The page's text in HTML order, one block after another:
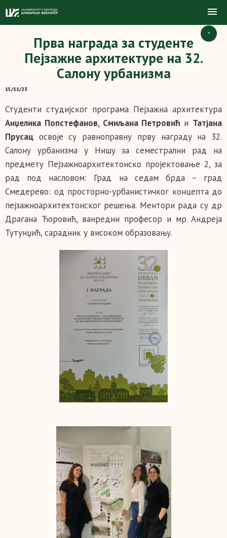
+
Прва награда за студенте
Пејзажне архитектуре на 32.
Салону урбанизма
15/11/23
Студенти студијског програма Пејзажна архитектура
Анџелика Попстефанов, Смиљана Петровић и Татјана
Прусац освоје су равноправну прву награду на 32.
Салону урбанизма у Нишу за семестрални рад на
предмету Пејзажноархитектонско пројектовање 2, за
рад под насловом: Град на седам брда – град
Смедерево: од просторно-урбанистичког концепта до
пејзажноархитектонског решења. Ментори рада су др
Драгана Ћоровић, ванредни професор и мр Андреја
Тутунџић, сарадник у високом образовању.